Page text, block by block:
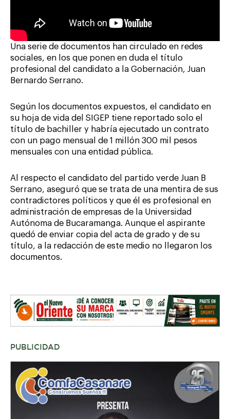
Una serie de documentos han circulado en redes
sociales, en los que ponen en duda el título
profesional del candidato a la Gobernación, Juan
Bernardo Serrano.
Según los documentos expuestos, el candidato en
su hoja de vida del SIGEP tiene reportado solo el
título de bachiller y habría ejecutado un contrato
con un pago mensual de 1 millón 300 mil pesos
mensuales con una entidad pública.
Al respecto el candidato del partido verde Juan B
Serrano, aseguró que se trata de una mentira de sus
contradictores políticos y que él es profesional en
administración de empresas de la Universidad
Autónoma de Bucaramanga. Aunque el aspirante
quedó de enviar copia del acta de grado y de su
título, a la redacción de este medio no llegaron los
documentos.
PUBLICIDAD